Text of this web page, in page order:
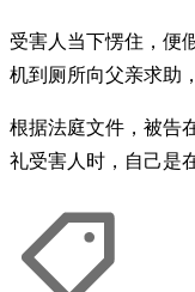
受害人当下愣住，便
机到厕所向父亲求助
根据法庭文件，被告
礼受害人时，自己是